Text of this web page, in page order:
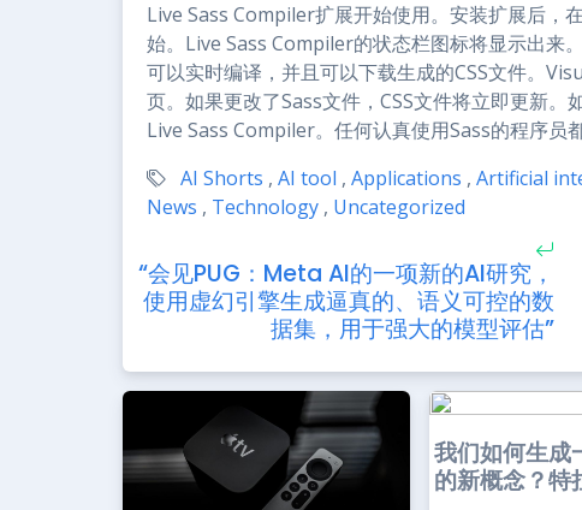
Live Sass Compiler扩展开始使用。安装扩展后，
始。Live Sass Compiler的状态栏图标将显示出来
可以实时编译，并且可以下载生成的CSS文件。
页。如果更改了Sass文件，CSS文件将立即更新
Live Sass Compiler。任何认真使用Sass的程序员
AI Shorts , AI tool , Applications , Artificial
News , Technology , Uncategorized
“会见PUG：Meta AI的一项新的AI研究，
使用虚幻引擎生成逼真的、语义可控的数
据集，用于强大的模型评估”
我们如何生成
的新概念？特